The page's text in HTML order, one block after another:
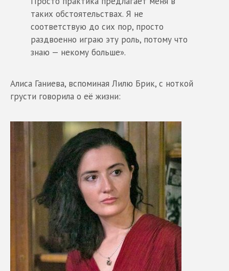
таких обстоятельствах. Я не
соответствую до сих пор, просто
раздвоенно играю эту роль, потому что
знаю — некому больше».
Алиса Ганиева, вспоминая Лилю Брик, с ноткой
грусти говорила о её жизни: